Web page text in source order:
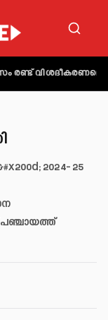
വിശദീകരണമെന്ന്
2024- 25
പഞ്ചായത്ത്